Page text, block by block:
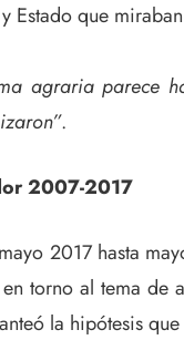
Estado que
agraria parece
.
2007-2017
2017 hasta
torno al tema de
la hipótesis